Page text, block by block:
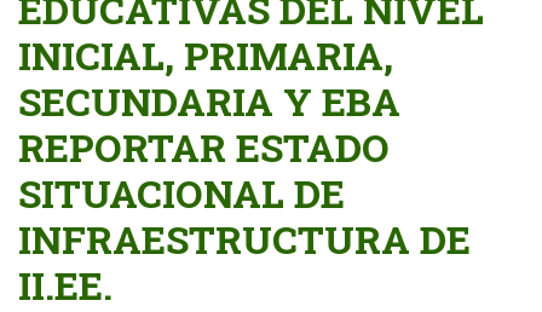
INICIAL, PRIMARIA,
SECUNDARIA Y EBA
REPORTAR ESTADO
SITUACIONAL DE
INFRAESTRUCTURA DE
II.EE.